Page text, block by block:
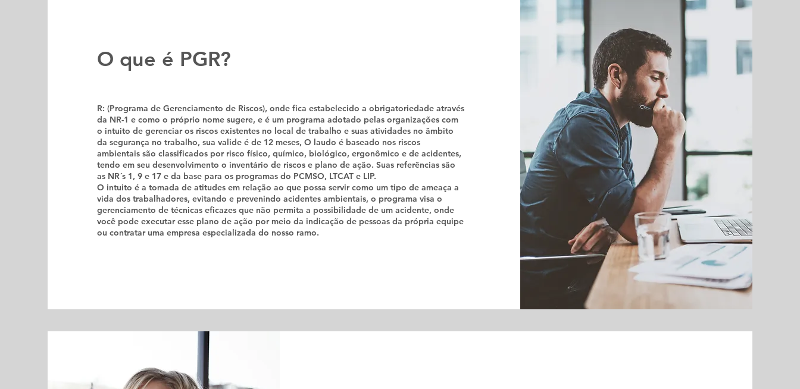
O que é PGR?
R: (Programa de Gerenciamento de Riscos), onde fica estabelecido a obrigatoriedade através
da NR-1 e como o próprio nome sugere, e é um programa adotado pelas organizações com
o intuito de gerenciar os riscos existentes no local de trabalho e suas atividades no âmbito
da segurança no trabalho, sua valide é de 12 meses, O laudo é baseado nos riscos
ambientais são classificados por risco físico, químico, biológico, ergonômico e de acidentes,
tendo em seu desenvolvimento o inventário de riscos e plano de ação. Suas referências são
as NR´s 1, 9 e 17 e da base para os programas do PCMSO, LTCAT e LIP.
O intuito é a tomada de atitudes em relação ao que possa servir como um tipo de ameaça a
vida dos trabalhadores, evitando e prevenindo acidentes ambientais, o programa visa o
gerenciamento de técnicas eficazes que não permita a possibilidade de um acidente, onde
você pode executar esse plano de ação por meio da indicação de pessoas da própria equipe
ou contratar uma empresa especializada do nosso ramo.